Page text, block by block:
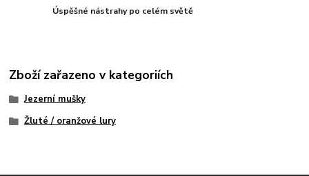
Úspěšné nástrahy po celém světě
Zboží zařazeno v kategoriích
Jezerní mušky
Žluté / oranžové lury